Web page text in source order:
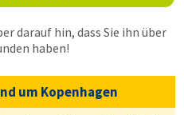
darauf hin, dass Sie ihn über
haben!
um Kopenhagen